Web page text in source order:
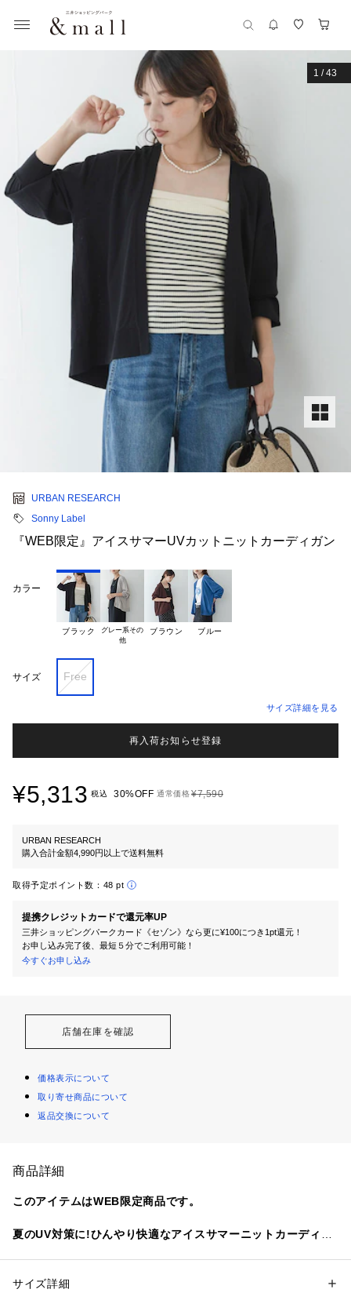
1 /43
URBAN RESEARCH
Sonny Label
『WEB限定』アイスサマーUVカットニットカーディガン
カラー
ブラック
グレー系その
他
ブラウン ブルー
サイズ Free
サイズ詳細を見る
再入荷お知らせ登録
¥5,313 税込 30%OFF 通常価格¥7,590
URBAN RESEARCH
購入合計金額4,990円以上で送料無料
取得予定ポイント数： 48 pt
提携クレジットカードで還元率UP
三井ショッピングパークカード《セゾン》なら更に¥100につき1pt還元！
お申し込み完了後、最短５分でご利用可能！
今すぐお申し込み
店舗在庫を確認
価格表示について
取り寄せ商品について
返品交換について
商品詳細
このアイテムはWEB限定商品です。
夏のUV対策に!ひんやり快適なアイスサマーニットカーディガ
肌に触れるたび、ひんやりと心地よい接触冷感素材を使用した
性別：レディース
サイズ詳細